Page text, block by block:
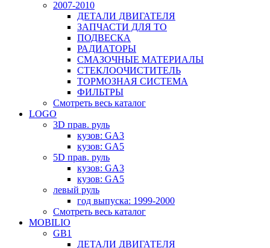
2007-2010
ДЕТАЛИ ДВИГАТЕЛЯ
ЗАПЧАСТИ ДЛЯ ТО
ПОДВЕСКА
РАДИАТОРЫ
СМАЗОЧНЫЕ МАТЕРИАЛЫ
СТЕКЛООЧИСТИТЕЛЬ
ТОРМОЗНАЯ СИСТЕМА
ФИЛЬТРЫ
Смотреть весь каталог
LOGO
3D прав. руль
кузов: GA3
кузов: GA5
5D прав. руль
кузов: GA3
кузов: GA5
левый руль
год выпуска: 1999-2000
Смотреть весь каталог
MOBILIO
GB1
ДЕТАЛИ ДВИГАТЕЛЯ